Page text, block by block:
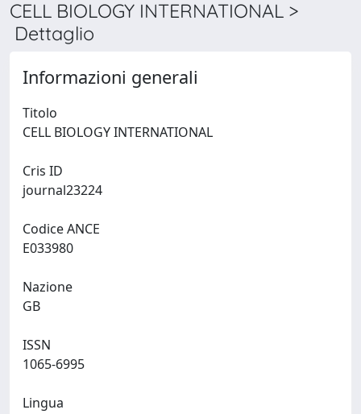
CELL BIOLOGY INTERNATIONAL >
Dettaglio
Informazioni generali
Titolo
Cris ID
Codice ANCE
Nazione
ISSN
Lingua